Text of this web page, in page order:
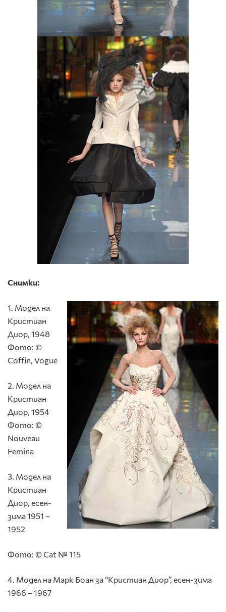
Снимки:
1. Модел на
Кристиан
Диор, 1948
Фото: ©
Coffin, Vogue
2. Модел на
Кристиан
Диор, 1954
Фото: ©
Nouveau
Femina
3. Модел на
Кристиан
Диор, eсен-
зима 1951 –
1952
Фото: © Cat № 115
4. Модел на Марк Боан за “Кристиан Диор”, eсен-зима
1966 – 1967